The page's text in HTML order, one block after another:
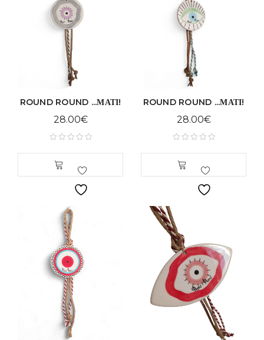
ROUND ROUND ...ΜΑΤΙ!
28.00€
ROUND ROUND ...ΜΑΤΙ!
28.00€